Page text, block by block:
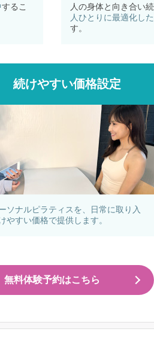
するこ
人の身体と向き合い
人ひとりに最適化し
す。
続けやすい価格設定
ソナルピラティスを、日常に取り入
やすい価格で提供します。
無料体験予約はこちら